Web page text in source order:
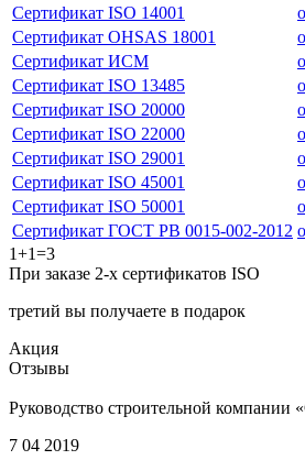
Сертификат ISO 14001
Сертификат OHSAS 18001
Сертификат ИСМ
Сертификат ISO 13485
Сертификат ISO 20000
Сертификат ISO 22000
Сертификат ISO 29001
Сертификат ISO 45001
Сертификат ISO 50001
Сертификат ГОСТ РВ 0015-002-2012
1+1=3
При заказе 2-х сертификатов ISO
третий вы получаете в подарок
Акция
Отзывы
Руководство строительной компании
7 04 2019